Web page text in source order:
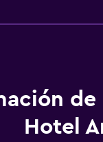
de
Hotel